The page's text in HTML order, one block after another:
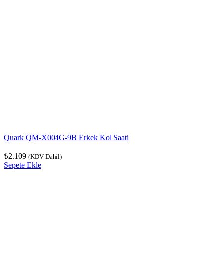
Quark QM-X004G-9B Erkek Kol Saati
₺2.109 (KDV Dahil)
Sepete Ekle